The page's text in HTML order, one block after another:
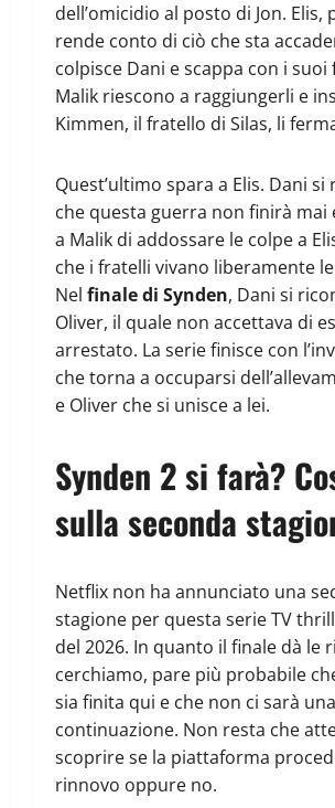
dell’omicidio al posto di Jon. Elis,
rende conto di ciò che sta
colpisce Dani e scappa con i suoi
Malik riescono a raggiungerli e
Kimmen, il fratello di Silas, li
Quest’ultimo spara a Elis. Dani
che questa guerra non finirà mai
a Malik di addossare le colpe a
che i fratelli vivano liberamente
Nel finale di Synden, Dani si
Oliver, il quale non accettava di
arrestato. La serie finisce con
che torna a occuparsi
e Oliver che si unisce a lei.
Synden 2 si farà?
sulla seconda
Netflix non ha annunciato una
stagione per questa serie TV
del 2026. In quanto il finale dà le
cerchiamo, pare più probabile
sia finita qui e che non ci sarà una
continuazione. Non resta che
scoprire se la piattaforma
rinnovo oppure no.